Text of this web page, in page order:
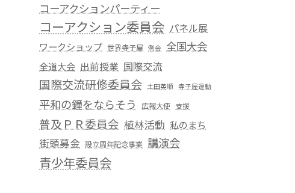
コーアクションパーティー
コーアクション委員会 パネル展
ワークショップ 世界寺子屋 例会 全国大会
全道大会 出前授業 国際交流
国際交流研修委員会 土田英順 寺子屋運動
平和の鐘をならそう 広報大使 支援
普及ＰＲ委員会 植林活動 私のまち
街頭募金 設立周年記念事業 講演会
青少年委員会